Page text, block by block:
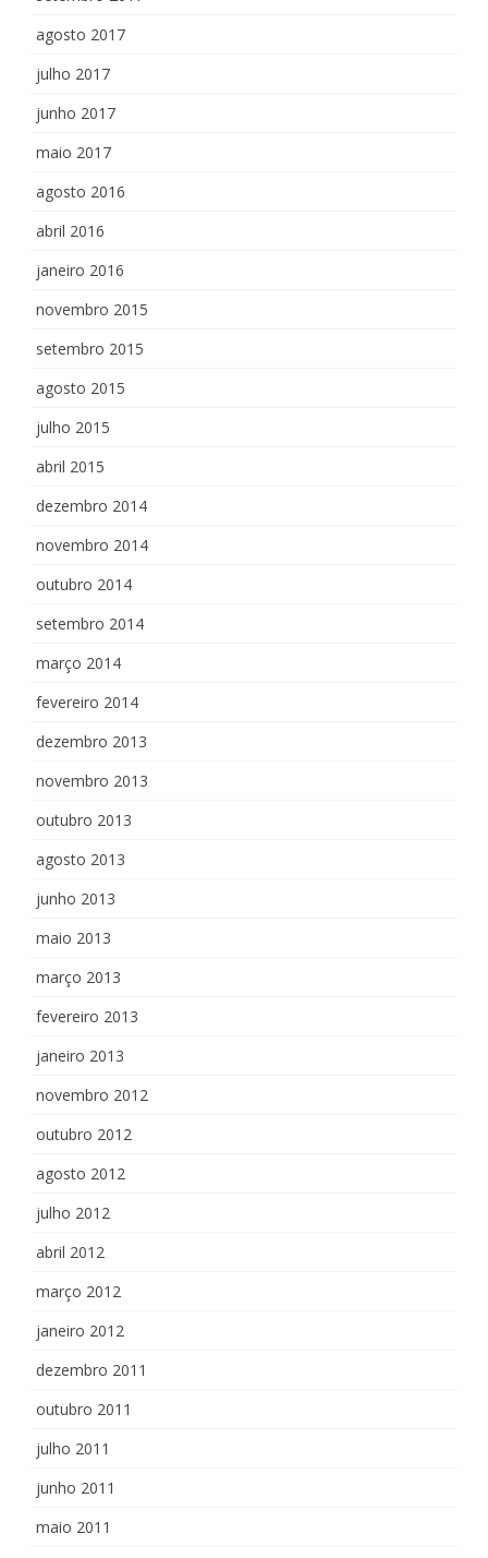
agosto 2017
julho 2017
junho 2017
maio 2017
agosto 2016
abril 2016
janeiro 2016
novembro 2015
setembro 2015
agosto 2015
julho 2015
abril 2015
dezembro 2014
novembro 2014
outubro 2014
setembro 2014
março 2014
fevereiro 2014
dezembro 2013
novembro 2013
outubro 2013
agosto 2013
junho 2013
maio 2013
março 2013
fevereiro 2013
janeiro 2013
novembro 2012
outubro 2012
agosto 2012
julho 2012
abril 2012
março 2012
janeiro 2012
dezembro 2011
outubro 2011
julho 2011
junho 2011
maio 2011